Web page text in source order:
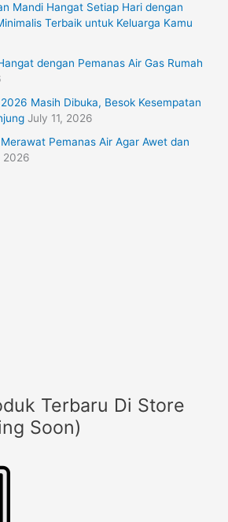
Mandi Hangat Setiap Hari dengan
Terbaik untuk Keluarga Kamu
dengan Pemanas Air Gas Rumah
Masih Dibuka, Besok Kesempatan
July 11, 2026
Pemanas Air Agar Awet dan
2026
Terbaru Di Store
Soon)